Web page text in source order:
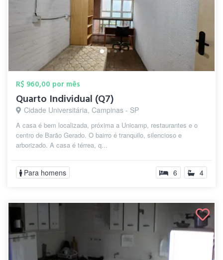
R$ 960,00 por mês
Quarto Individual (Q7)
Cidade Universitária, Campinas - SP
A casa é bem localizada, próxima a Unicamp, restaurantes e o
centro de Barão Gerado. O bairro é tranquilo, silencioso e
arborizado. A casa é térrea, q...
Para homens 6 4